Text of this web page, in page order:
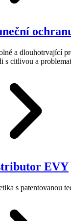
a dlouhotrvající
s citlivou a
EVY
s patentovanou